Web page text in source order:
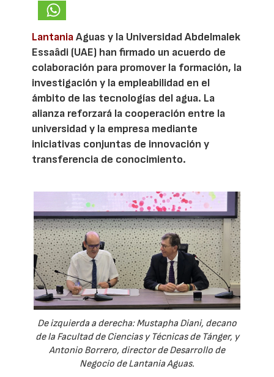
LantaniaAguas y la Universidad Abdelmalek
Essaâdi (UAE) han firmado un acuerdo de
colaboración para promover la formación, la
investigación y la empleabilidad en el
ámbito de las tecnologías del agua. La
alianza reforzará la cooperación entre la
universidad y la empresa mediante
iniciativas conjuntas de innovación y
transferencia de conocimiento.
De izquierda a derecha: Mustapha Diani, decano
de la Facultad de Ciencias y Técnicas de Tánger, y
Antonio Borrero, director de Desarrollo de
Negocio de Lantania Aguas.